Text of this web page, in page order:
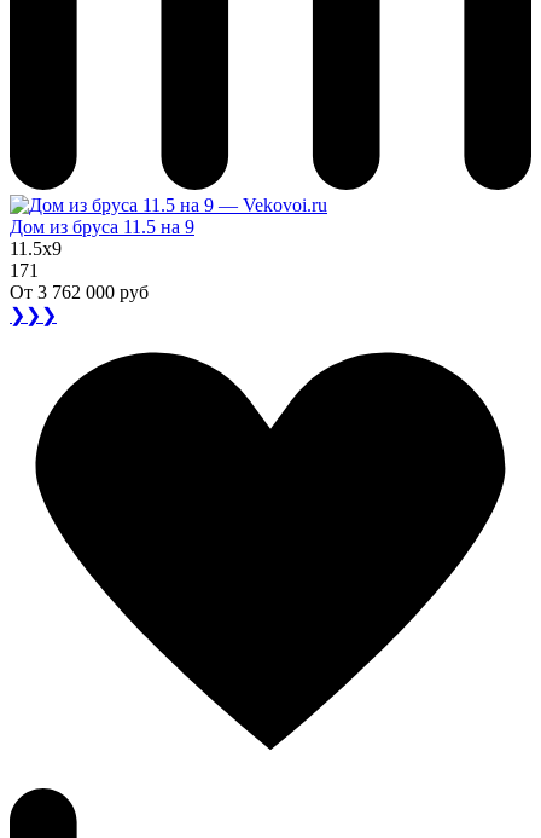
Дом из бруса 11.5 на 9
11.5x9
171
От 3 762 000 руб
❯❯❯